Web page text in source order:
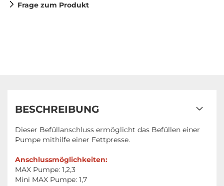
Frage zum Produkt
BESCHREIBUNG
Dieser Befüllanschluss ermöglicht das Befüllen einer
Pumpe mithilfe einer Fettpresse.
Anschlussmöglichkeiten:
MAX Pumpe: 1,2,3
Mini MAX Pumpe: 1,7